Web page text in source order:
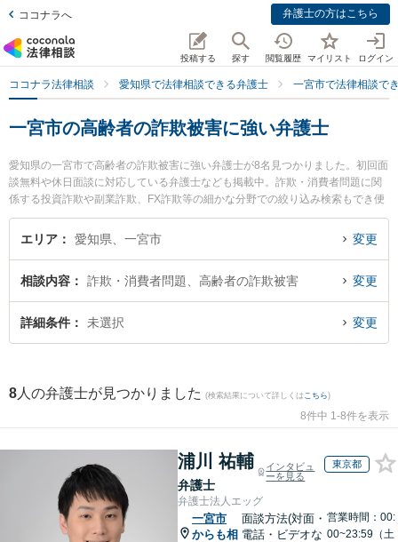
ココナラへ 弁護士の方はこちら
投稿する 探す 閲覧履歴 マイリスト ログイン
ココナラ法律相談 愛知県で法律相談できる弁護士 一宮市で法律相談で
一宮市の高齢者の詐欺被害に強い弁護士
愛知県の一宮市で高齢者の詐欺被害に強い弁護士が8名見つかりました。初回面
談無料や休日面談に対応している弁護士なども掲載中。詐欺・消費者問題に関
係する投資詐欺や副業詐欺、FX詐欺等の細かな分野での絞り込み検索もでき便
利です。特に弁護士法人アストラルの篠塚 渉弁護士や鈴木泉法律事務所の細野
優子弁護士、森法律事務所の森 隆行弁護士のプロフィール情報や弁護士費用、
ル解決の実績豊富な近くの弁護士を検索したい』『初回相談無料で高齢者の詐
欺被害を法律相談できる一宮市内の弁護士に相談予約したい』などでお困りの
相談者さんにおすすめです。
エリア 愛知県、一宮市 変更
相談内容 詐欺・消費者問題、高齢者の詐欺被害 変更
詳細条件 未選択 変更
8 人の弁護士が見つかりました (検索結果について詳しくは こちら)
8件中 1-8件を表示
浦川 祐輔
弁護士
インタビュ
ーを見る
東京都
弁護士法人エッグ
一宮市
からも相
面談方法(対面・
電話・ビデオな
営業時間：00:
00~23:59（土